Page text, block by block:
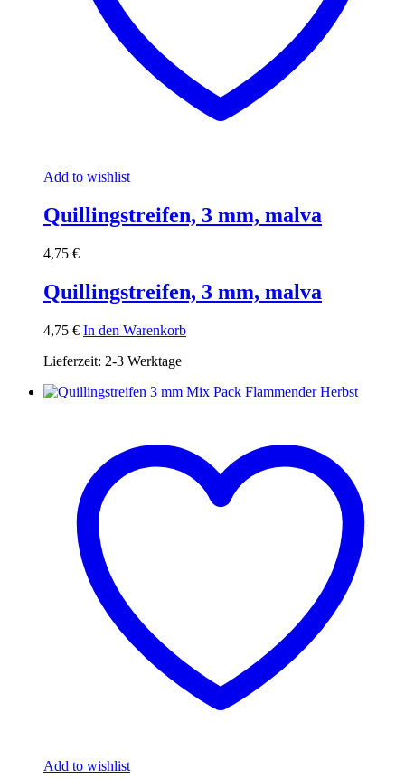
Add to wishlist
Quillingstreifen, 3 mm, malva
4,75 €
Quillingstreifen, 3 mm, malva
4,75 € In den Warenkorb
Lieferzeit: 2-3 Werktage
Add to wishlist